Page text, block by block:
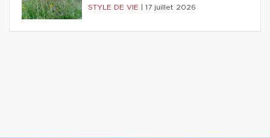
STYLE DE VIE 17 juillet 2026